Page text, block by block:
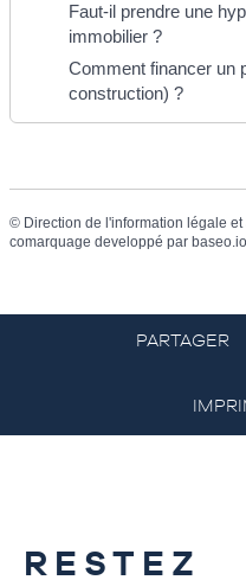
Faut-il prendre une
immobilier ?
Comment financer un
construction) ?
© Direction de l'information légale
comarquage developpé par baseo.io
PARTAGER
RESTEZ